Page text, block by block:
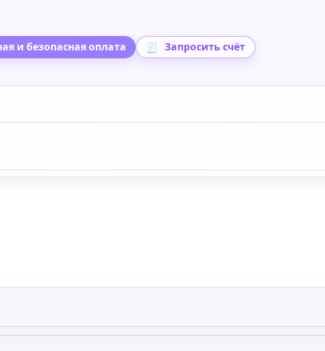
и безопасная оплата Запросить счёт